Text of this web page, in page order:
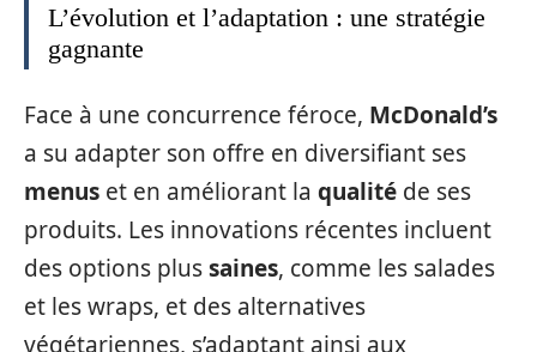
L’évolution et l’adaptation : une stratégie
gagnante
Face à une concurrence féroce, McDonald’s
a su adapter son offre en diversifiant ses
menus et en améliorant la qualité de ses
produits. Les innovations récentes incluent
des options plussaines, comme les salades
et les wraps, et des alternatives
végétariennes, s’adaptant ainsi aux